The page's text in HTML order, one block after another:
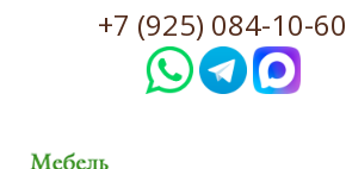
+7 (925) 084-10-60